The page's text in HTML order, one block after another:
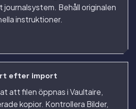
Behåll originalen
instruktioner.
efter import
att filen öppnas i Vaultaire,
kopior. Kontrollera Bilder,